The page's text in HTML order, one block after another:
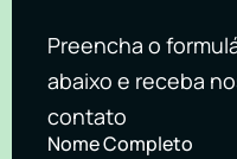
Preencha o
abaixo e receba
contato
Nome Completo